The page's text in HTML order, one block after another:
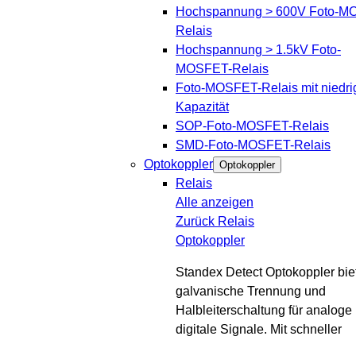
Hochspannung > 600V Foto-
Relais
Hochspannung > 1.5kV Foto-
MOSFET-Relais
Foto-MOSFET-Relais mit
Kapazität
SOP-Foto-MOSFET-Relais
SMD-Foto-MOSFET-Relais
Optokoppler Optokoppler
Relais
Alle anzeigen
Zurück Relais
Optokoppler
Standex Detect Optokoppler
galvanische Trennung und
Halbleiterschaltung für analoge
digitale Signale. Mit schneller